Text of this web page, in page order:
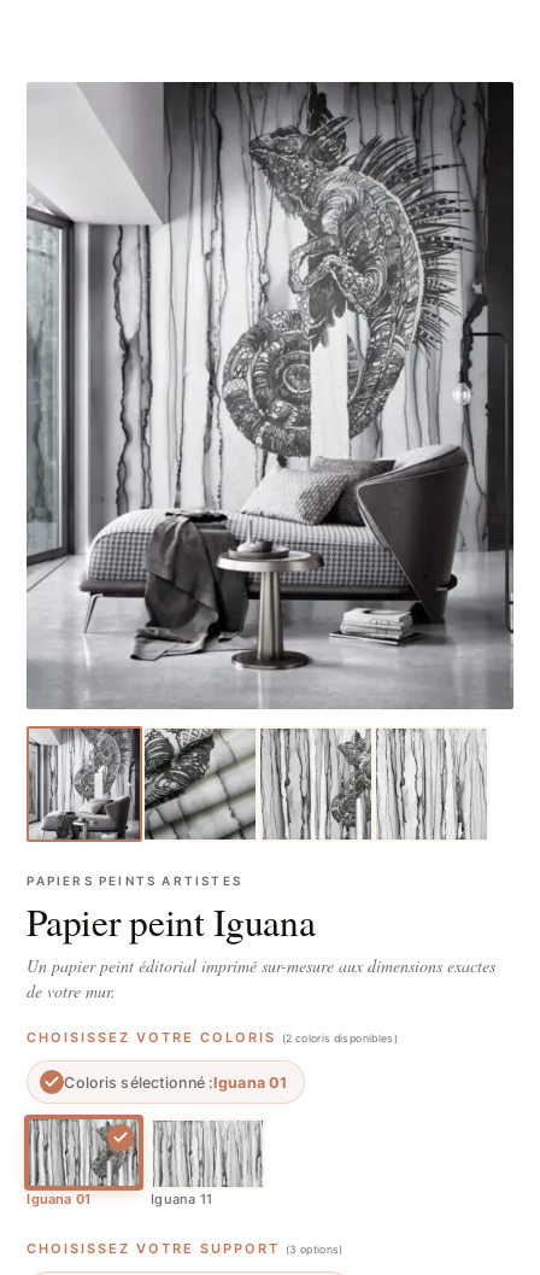
PAPIERS PEINTS ARTISTES
Papier peint Iguana
Un papier peint éditorial imprimé sur-mesure aux dimensions exactes
de votre mur.
CHOISISSEZ VOTRE COLORIS (2 coloris disponibles)
Coloris sélectionné :Iguana 01
Iguana 01 Iguana 11
CHOISISSEZ VOTRE SUPPORT (3 options)